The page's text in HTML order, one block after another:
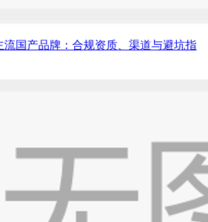
流国产品牌：合规资质、渠道与避坑指